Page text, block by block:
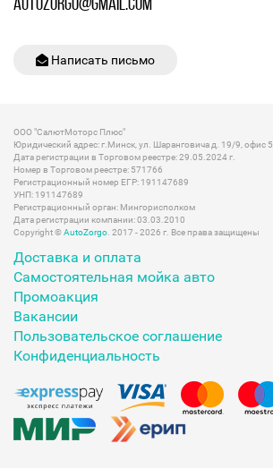
Написать письмо
ООО "СалютМоторс Плюс"
Юридический адрес: г.Минск, ул. Шаранговича д. 19/9, офис 5
Дата регистрации в Торговом реестре: 29.05.2024 г.
Номер в Торговом реестре: 571766
Регистрационный номер ЕГР: 191147689
УНП: 191147689
Регистрационный орган: Мингорисполком
Дата регистрации компании: 03.03.2010
Copyright ©AutoZorgo . 2017 - 2026 г. Все права защищены
Доставка и оплата
Самостоятельная мойка авто
Промоакция
Вакансии
Пользовательское соглашение
Конфиденциальность